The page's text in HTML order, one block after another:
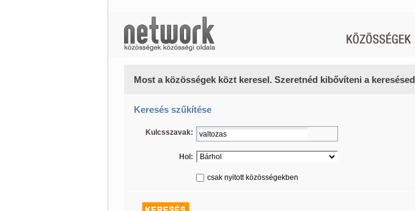
Most a közösségek közt keresel. Szeretnéd kibővíteni a keresésed
Keresés szűkítése
Kulcsszavak:
Hol:
csak nyitott közösségekben